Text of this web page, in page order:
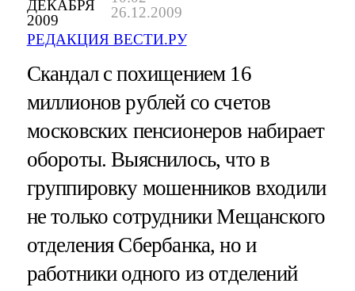
ДЕКАБРЯ
2009
26.12.2009
РЕДАКЦИЯ ВЕСТИ.РУ
Скандал с похищением 16
миллионов рублей со счетов
московских пенсионеров набирает
обороты. Выяснилось, что в
группировку мошенников входили
не только сотрудники Мещанского
отделения Сбербанка, но и
работники одного из отделений